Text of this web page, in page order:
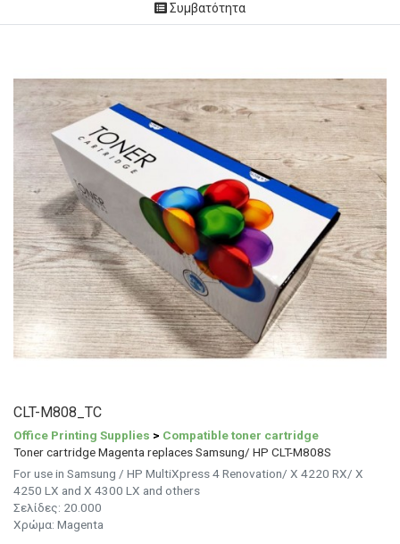
Συμβατότητα
CLT-M808_TC
Office Printing Supplies > Compatible toner cartridge
Toner cartridge Magenta replaces Samsung/ HP CLT-M808S
For use in Samsung / HP MultiXpress 4 Renovation/ X 4220 RX/ X
4250 LX and X 4300 LX and others
Σελίδες: 20.000
Χρώμα: Magenta